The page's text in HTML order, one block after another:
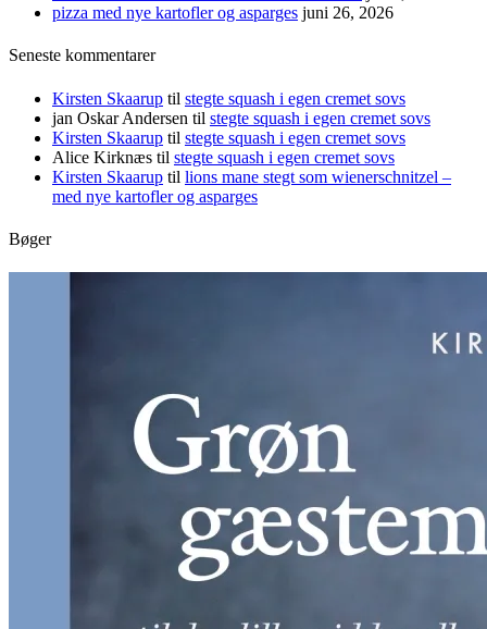
pizza med nye kartofler og asparges juni 26, 2026
Seneste kommentarer
Kirsten Skaarup til stegte squash i egen cremet sovs
jan Oskar Andersen til stegte squash i egen cremet sovs
Kirsten Skaarup til stegte squash i egen cremet sovs
Alice Kirknæs til stegte squash i egen cremet sovs
Kirsten Skaarup til lions mane stegt som wienerschnitzel –
med nye kartofler og asparges
Bøger